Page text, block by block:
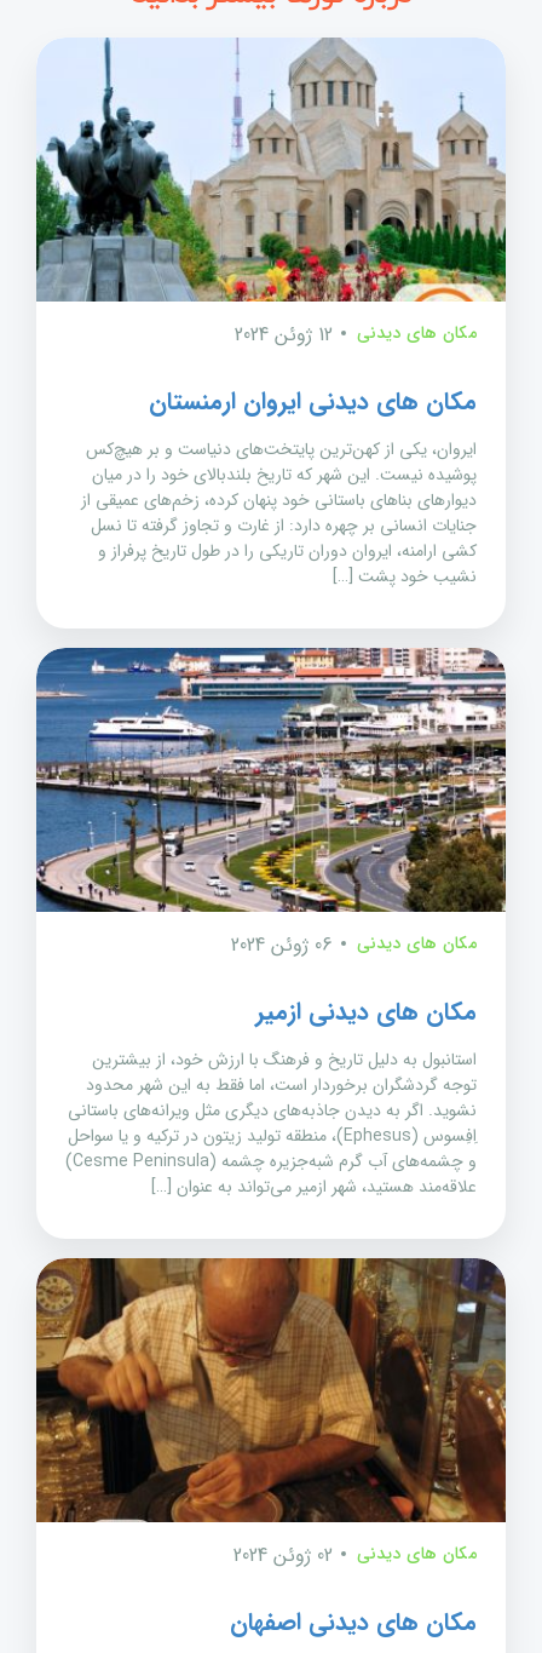
مکان های دیدنی 12 ژوئن 2024
مکان های دیدنی ایروان ارمنستان
ایروان، یکی از کهن‌ترین پایتخت‌های دنیاست و بر هیچ‌کس
پوشیده نیست. این شهر که تاریخ بلندبالای خود را در میان
دیوارهای بناهای باستانی خود پنهان کرده، زخم‌های عمیقی از
جنایات انسانی بر چهره دارد: از غارت و تجاوز گرفته تا نسل
کشی ارامنه، ایروان دوران تاریکی را در طول تاریخ پرفراز و
نشیب خود پشت […]
مکان های دیدنی 06 ژوئن 2024
مکان های دیدنی ازمیر
استانبول به دلیل تاریخ و فرهنگ با ارزش خود، از بیشترین
توجه گردشگران برخوردار است، اما فقط به این شهر محدود
نشوید. اگر به دیدن جاذبه‌های دیگری مثل ویرانه‌های باستانی
اِفِسوس (Ephesus)، منطقه تولید زیتون در ترکیه و یا سواحل
و چشمه‌های آب گرم شبه‌جزیره چشمه (Cesme Peninsula)
علاقه‌مند هستید، شهر ازمیر می‌تواند به عنوان […]
مکان های دیدنی 02 ژوئن 2024
مکان های دیدنی اصفهان